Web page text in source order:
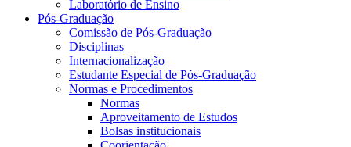
Laboratório de Ensino
Pós-Graduação
Comissão de Pós-Graduação
Disciplinas
Internacionalização
Estudante Especial de Pós-Graduação
Normas e Procedimentos
Normas
Aproveitamento de Estudos
Bolsas institucionais